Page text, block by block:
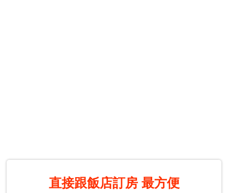
直接跟飯店訂房 最方便